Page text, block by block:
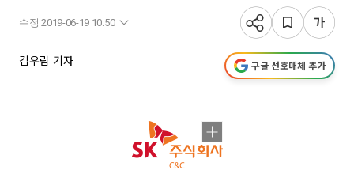
수정 2019-06-19 10:50
김우람 기자 구글 선호매체 추가